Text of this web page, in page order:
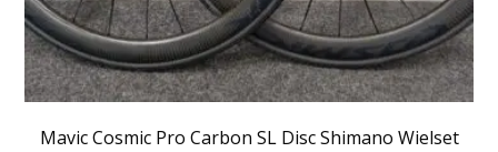
Mavic Cosmic Pro Carbon SL Disc Shimano Wielset